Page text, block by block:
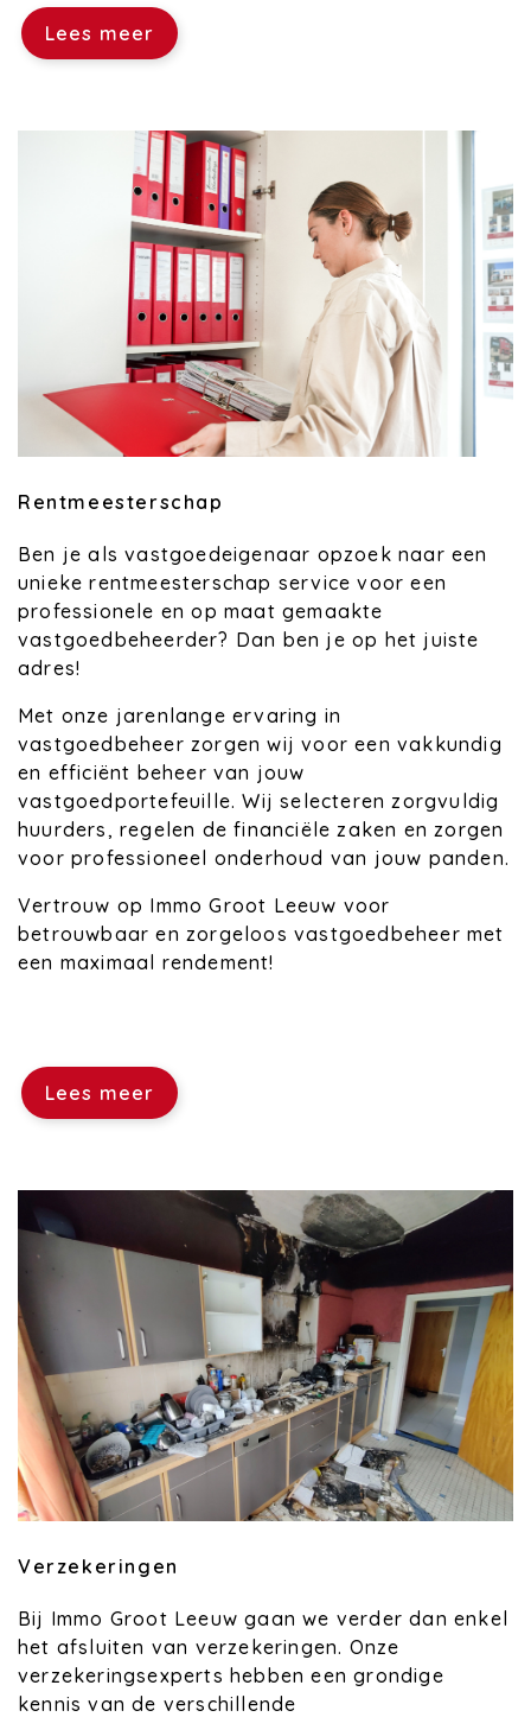
Lees meer
Rentmeesterschap
Ben je als vastgoedeigenaar opzoek naar een
unieke rentmeesterschap service voor een
professionele en op maat gemaakte
vastgoedbeheerder? Dan ben je op het juiste
adres!
Met onze jarenlange ervaring in
vastgoedbeheer zorgen wij voor een vakkundig
en efficiënt beheer van jouw
vastgoedportefeuille. Wij selecteren zorgvuldig
huurders, regelen de financiële zaken en zorgen
voor professioneel onderhoud van jouw panden.
Vertrouw op Immo Groot Leeuw voor
betrouwbaar en zorgeloos vastgoedbeheer met
een maximaal rendement!
Lees meer
Verzekeringen
Bij Immo Groot Leeuw gaan we verder dan enkel
het afsluiten van verzekeringen. Onze
verzekeringsexperts hebben een grondige
kennis van de verschillende